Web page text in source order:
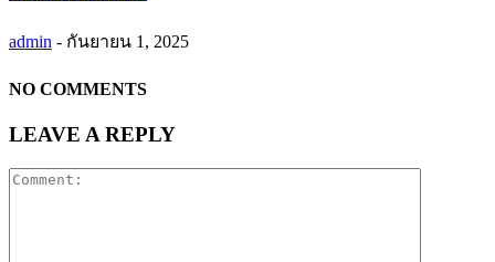
admin - กันยายน 1, 2025
NO COMMENTS
LEAVE A REPLY